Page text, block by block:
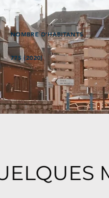
NOMBRE D'HABITANTS
775 (2020)